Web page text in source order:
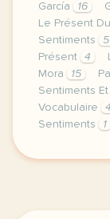
García
16
Le Présent
Sentiments
5
Présent
4
Mora
15
Sentiments
Vocabulaire
Sentiments
1
image